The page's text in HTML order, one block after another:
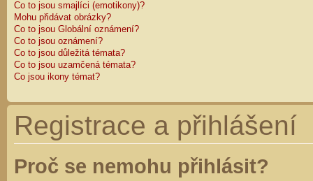
Co to jsou smajlíci (emotikony)?
Mohu přidávat obrázky?
Co to jsou Globální oznámení?
Co to jsou oznámení?
Co to jsou důležitá témata?
Co to jsou uzamčená témata?
Co jsou ikony témat?
Registrace a přihlášení
Proč se nemohu přihlásit?